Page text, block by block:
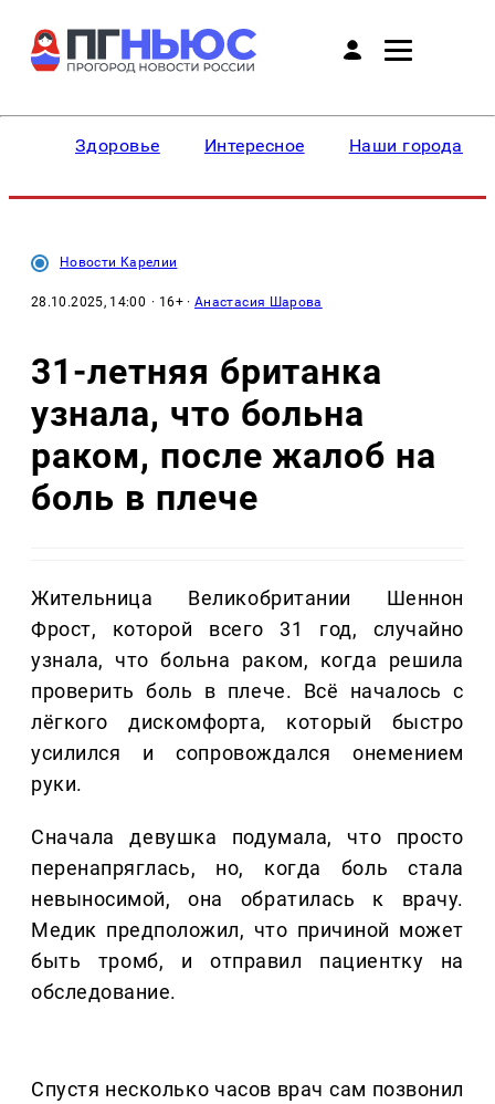
Здоровье Интересное Наши города
Новости Карелии
28.10.2025, 14:00 · 16+ ·Анастасия Шарова
31-летняя британка
узнала, что больна
раком, после жалоб на
боль в плече
Жительница Великобритании Шеннон
Фрост, которой всего 31 год, случайно
узнала, что больна раком, когда решила
проверить боль в плече. Всё началось с
лёгкого дискомфорта, который быстро
усилился и сопровождался онемением
руки.
Сначала девушка подумала, что просто
перенапряглась, но, когда боль стала
невыносимой, она обратилась к врачу.
Медик предположил, что причиной может
быть тромб, и отправил пациентку на
обследование.
Спустя несколько часов врач сам позвонил